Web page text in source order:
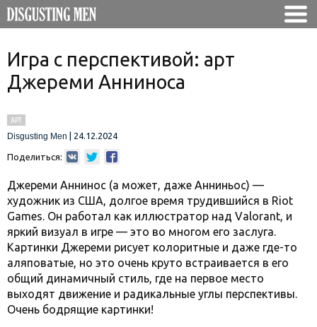
Игра с перспективой: арт
Джереми Анниноса
АРТ
Disgusting Men
24.12.2024
Поделиться:
Джереми Аннинос (а может, даже Анниньос) —
художник из США, долгое время трудившийся в Riot
Games. Он работал как иллюстратор над Valorant, и
яркий визуал в игре — это во многом его заслуга.
Картинки Джереми рисует колоритные и даже где-то
аляповатые, но это очень круто встраивается в его
общий динамичный стиль, где на первое место
выходят движение и радикальные углы перспективы.
Очень бодрящие картинки!